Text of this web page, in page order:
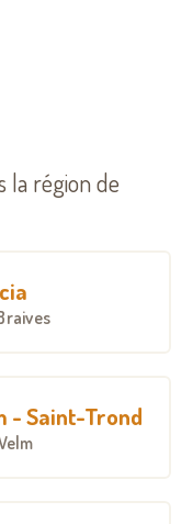
la région de
- Saint-Trond